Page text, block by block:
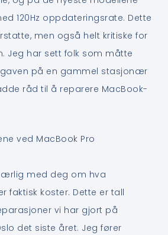
120Hz oppdateringsrate. Dette
men også helt kritiske for
Jeg har sett folk som måtte
på en gammel stasjonær
råd til å reparere MacBook-
ved MacBook Pro
med deg om hva
faktisk koster. Dette er tall
vi har gjort på
det siste året. Jeg fører